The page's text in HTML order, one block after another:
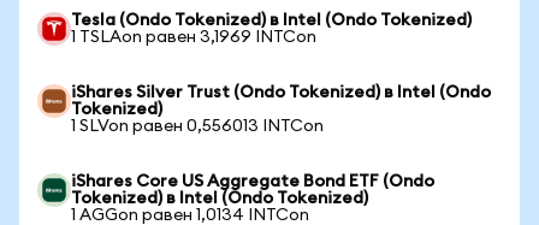
Tesla (Ondo Tokenized) в Intel (Ondo Tokenized)
1 TSLAon равен 3,1969 INTCon
iShares Silver Trust (Ondo Tokenized) в Intel (Ondo
Tokenized)
1 SLVon равен 0,556013 INTCon
iShares Core US Aggregate Bond ETF (Ondo
Tokenized) в Intel (Ondo Tokenized)
1 AGGon равен 1,0134 INTCon